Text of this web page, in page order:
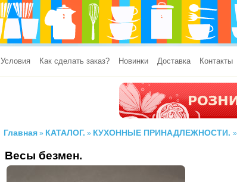
Условия Как сделать заказ? Новинки Доставка Контакты
Главная » КАТАЛОГ. » КУХОННЫЕ ПРИНАДЛЕЖНОСТИ. »
Весы безмен.